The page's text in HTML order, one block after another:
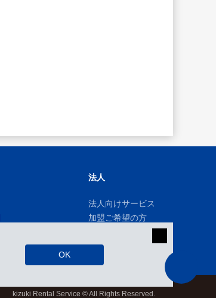
OK
法人
法人向けサービス
加盟ご希望の方
kizuki Rental Service © All Rights Reserved.